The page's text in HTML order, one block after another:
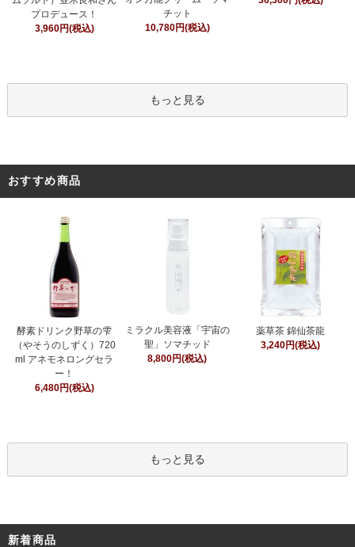
プロデュース！
3,960円(税込)
チット
10,780円(税込)
もっと見る
おすすめ商品
酵素ドリンク野草の雫
（やそうのしずく）720
ml アネモネロングセラ
ー！
6,480円(税込)
ミラクル美容液「宇宙の
聖」ソマチッド
8,800円(税込)
薬草茶 錦仙茶龍
3,240円(税込)
もっと見る
新着商品